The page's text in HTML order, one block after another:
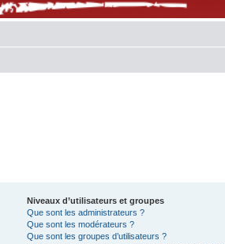
Niveaux d’utilisateurs et groupes
Que sont les administrateurs ?
Que sont les modérateurs ?
Que sont les groupes d’utilisateurs ?